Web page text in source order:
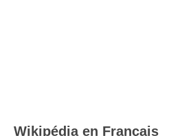
Wikipédia en Français